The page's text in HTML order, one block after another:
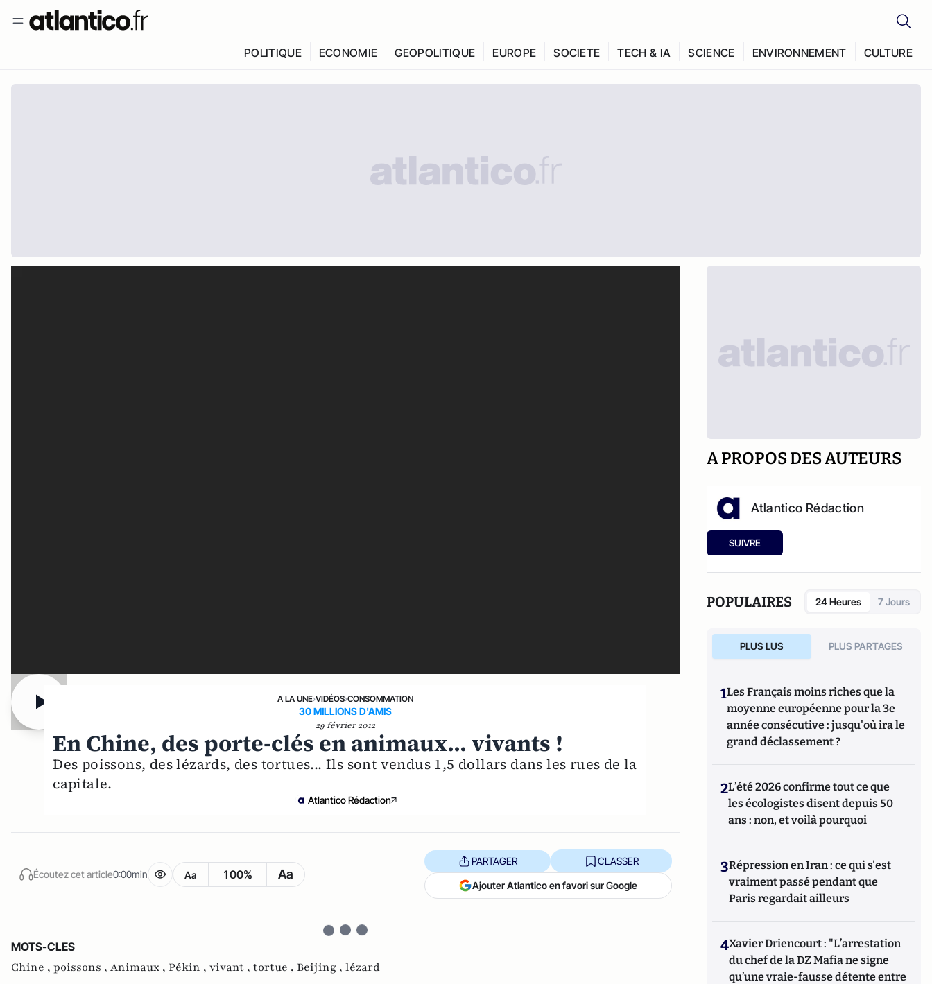
POLITIQUE ECONOMIE GEOPOLITIQUE EUROPE SOCIETE TECH & IA SCIENCE ENVIRONNEMENT CULTURE
A LA UNE›VIDÉOS›CONSOMMATION
30 MILLIONS D'AMIS
29 février 2012
En Chine, des porte-clés en animaux... vivants !
Des poissons, des lézards, des tortues... Ils sont vendus 1,5 dollars dans les rues de la
capitale.
Atlantico Rédaction
Écoutez cet article0:00min Aa 100% Aa
PARTAGER CLASSER
Ajouter Atlantico en favori sur Google
MOTS-CLES
Chine , poissons , Animaux , Pékin , vivant , tortue , Beijing , lézard
A PROPOS DES AUTEURS
Atlantico Rédaction
SUIVRE
POPULAIRES 24 Heures 7 Jours
PLUS LUS PLUS PARTAGES
1Les Français moins riches que la
moyenne européenne pour la 3e
année consécutive : jusqu'où ira le
grand déclassement ?
2L’été 2026 confirme tout ce que
les écologistes disent depuis 50
ans : non, et voilà pourquoi
3Répression en Iran : ce qui s'est
vraiment passé pendant que
Paris regardait ailleurs
4Xavier Driencourt : "L’arrestation
du chef de la DZ Mafia ne signe
qu’une vraie-fausse détente entre